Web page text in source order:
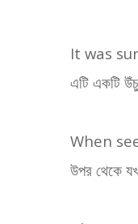
It was
এটি একটি উঁচু
When
উপর থেকে